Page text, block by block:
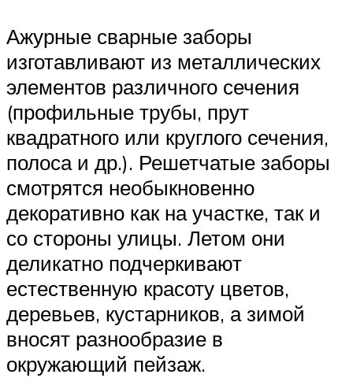
Ажурные сварные заборы
изготавливают из металлических
элементов различного сечения
(профильные трубы, прут
квадратного или круглого сечения,
полоса и др.). Решетчатые заборы
смотрятся необыкновенно
декоративно как на участке, так и
со стороны улицы. Летом они
деликатно подчеркивают
естественную красоту цветов,
деревьев, кустарников, а зимой
вносят разнообразие в
окружающий пейзаж.